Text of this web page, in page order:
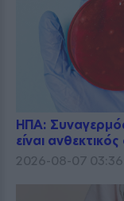
ΗΠΑ:
είναι
2026-08-07